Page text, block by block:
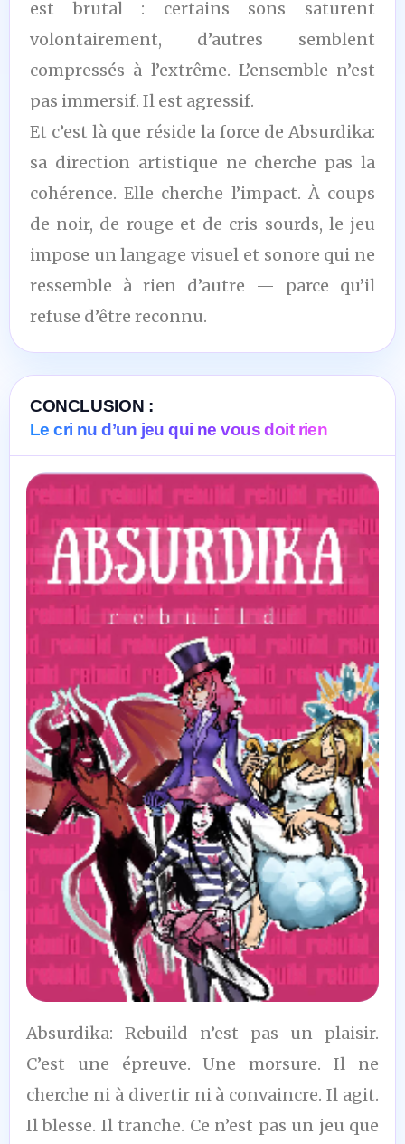
est brutal : certains sons saturent
volontairement, d’autres semblent
compressés à l’extrême. L’ensemble n’est
pas immersif. Il est agressif.
Et c’est là que réside la force de Absurdika:
sa direction artistique ne cherche pas la
cohérence. Elle cherche l’impact. À coups
de noir, de rouge et de cris sourds, le jeu
impose un langage visuel et sonore qui ne
ressemble à rien d’autre — parce qu’il
refuse d’être reconnu.
CONCLUSION :
Le cri nu d’un jeu qui ne vous doit rien
6,5
/10
Absurdika: Rebuild n’est pas un plaisir.
C’est une épreuve. Une morsure. Il ne
cherche ni à divertir ni à convaincre. Il agit.
Il blesse. Il tranche. Ce n’est pas un jeu que